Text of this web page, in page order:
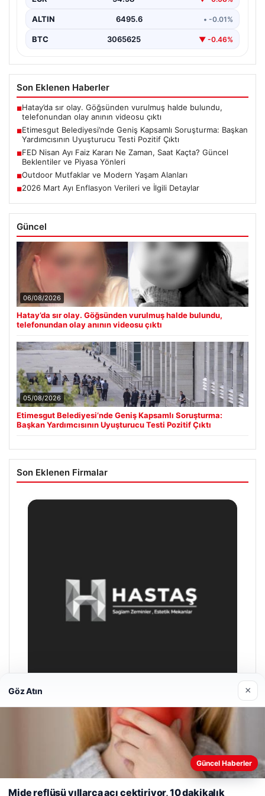
yönelik yürütülen kapsamlı bir soruşturmanın son
aşamasında önemli…
ALTIN 6495.6 • -0.01%
BTC 3065625 ▼ -0.46%
Son Eklenen Haberler
■Hatay’da sır olay. Göğsünden vurulmuş halde bulundu,
telefonundan olay anının videosu çıktı
■Etimesgut Belediyesi’nde Geniş Kapsamlı Soruşturma: Başkan
Yardımcısının Uyuşturucu Testi Pozitif Çıktı
■FED Nisan Ayı Faiz Kararı Ne Zaman, Saat Kaçta? Güncel
Beklentiler ve Piyasa Yönleri
■Outdoor Mutfaklar ve Modern Yaşam Alanları
■2026 Mart Ayı Enflasyon Verileri ve İlgili Detaylar
Güncel
06/08/2026
Hatay’da sır olay. Göğsünden vurulmuş halde bulundu,
telefonundan olay anının videosu çıktı
05/08/2026
Etimesgut Belediyesi’nde Geniş Kapsamlı Soruşturma:
Başkan Yardımcısının Uyuşturucu Testi Pozitif Çıktı
Son Eklenen Firmalar
Enes Kaplan Avukatlık Bürosu
Web sitemizi nasıl kullandığınızı daha iyi anlayabilmek,
Göz Atın ×
Güncel Haberler
Mide reflüsü yıllarca acı çektiriyor, 10 dakikalık